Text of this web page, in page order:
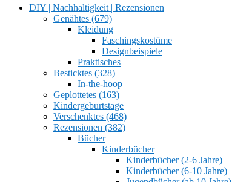
DIY | Nachhaltigkeit | Rezensionen
Genähtes (679)
Kleidung
Faschingskostüme
Designbeispiele
Praktisches
Besticktes (328)
In-the-hoop
Geplottetes (163)
Kindergeburtstage
Verschenktes (468)
Rezensionen (382)
Bücher
Kinderbücher
Kinderbücher (2-6 Jahre)
Kinderbücher (6-10 Jahre)